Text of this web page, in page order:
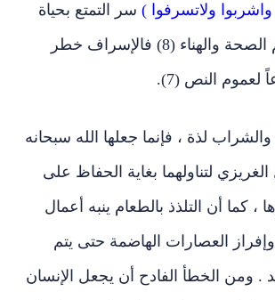
ولاتسرفوا ) سر التمتع بحياة
يسيطر فيها نعيم الصحة والهناء (8) فالإسراف خطر
لعموم النص (7).
لذة ، فإنما جعلها الله سبحانه
الغريزي لتناولهما بغاية الحفاظ على
، كما أن التلذذ بالطعام ينبه أعمال
العصارات الهاضمة حتى يتم
. ومن الخطأ الفادح أن يجعل الإنسان